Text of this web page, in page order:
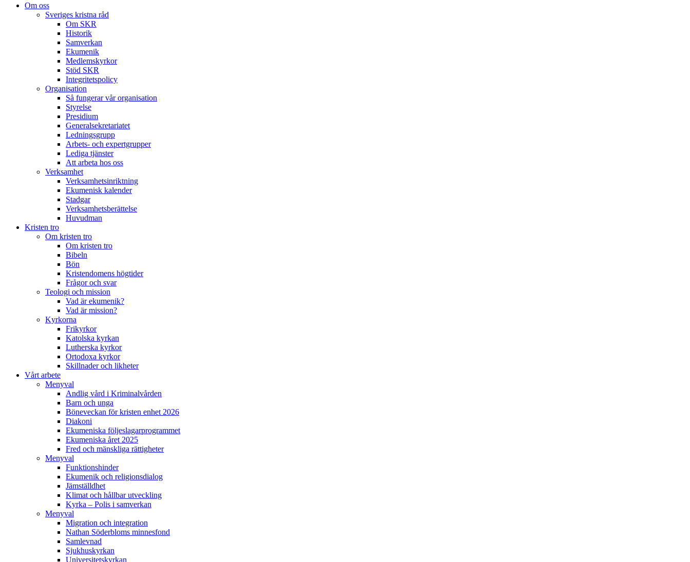
Om oss
Sveriges kristna råd
Om SKR
Historik
Samverkan
Ekumenik
Medlemskyrkor
Stöd SKR
Integritetspolicy
Organisation
Så fungerar vår organisation
Styrelse
Presidium
Generalsekretariatet
Ledningsgrupp
Arbets- och expertgrupper
Lediga tjänster
Att arbeta hos oss
Verksamhet
Verksamhetsinriktning
Ekumenisk kalender
Stadgar
Verksamhetsberättelse
Huvudman
Kristen tro
Om kristen tro
Om kristen tro
Bibeln
Bön
Kristendomens högtider
Frågor och svar
Teologi och mission
Vad är ekumenik?
Vad är mission?
Kyrkorna
Frikyrkor
Katolska kyrkan
Lutherska kyrkor
Ortodoxa kyrkor
Skillnader och likheter
Vårt arbete
Menyval
Andlig vård i Kriminalvården
Barn och unga
Böneveckan för kristen enhet 2026
Diakoni
Ekumeniska följeslagarprogrammet
Ekumeniska året 2025
Fred och mänskliga rättigheter
Menyval
Funktionshinder
Ekumenik och religionsdialog
Jämställdhet
Klimat och hållbar utveckling
Kyrka – Polis i samverkan
Menyval
Migration och integration
Nathan Söderbloms minnesfond
Samlevnad
Sjukhuskyrkan
Universitetskyrkan